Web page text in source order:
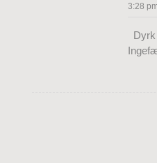
3:28 pm